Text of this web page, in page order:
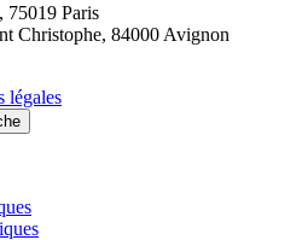
75019 Paris
Christophe, 84000 Avignon
légales